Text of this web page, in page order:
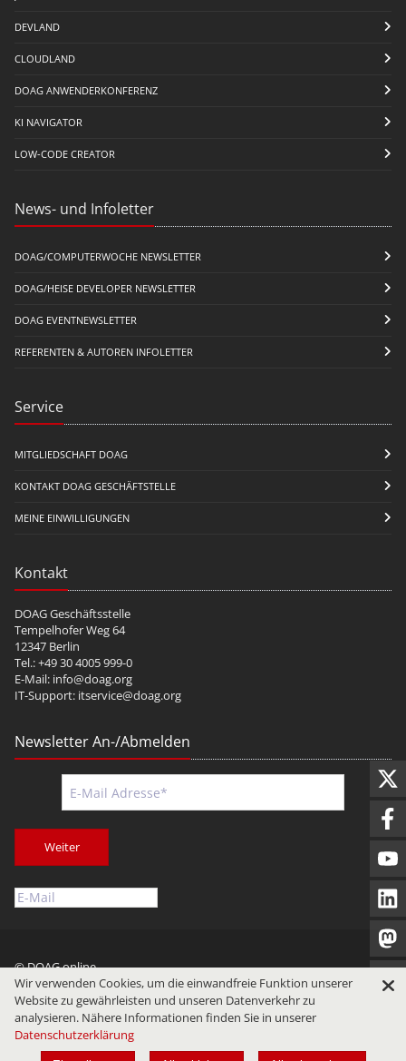
DEVLAND
CLOUDLAND
DOAG ANWENDERKONFERENZ
KI NAVIGATOR
LOW-CODE CREATOR
News- und Infoletter
DOAG/COMPUTERWOCHE NEWSLETTER
DOAG/HEISE DEVELOPER NEWSLETTER
DOAG EVENTNEWSLETTER
REFERENTEN & AUTOREN INFOLETTER
Service
MITGLIEDSCHAFT DOAG
KONTAKT DOAG GESCHÄFTSTELLE
MEINE EINWILLIGUNGEN
Kontakt
DOAG Geschäftsstelle
Tempelhofer Weg 64
12347 Berlin
Tel.: +49 30 4005 999-0
E-Mail: info@doag.org
IT-Support: itservice@doag.org
Newsletter An-/Abmelden
Weiter
© DOAG online
Impressum
Datenschutz Nutzungsbedingungen
Wir verwenden Cookies, um die einwandfreie Funktion unserer
Website zu gewährleisten und unseren Datenverkehr zu
analysieren. Nähere Informationen finden Sie in unserer
Datenschutzerklärung